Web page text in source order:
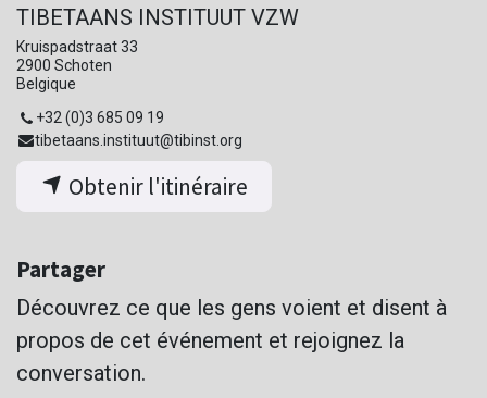
TIBETAANS INSTITUUT VZW
Kruispadstraat 33
2900 Schoten
Belgique
+32 (0)3 685 09 19
tibetaans.instituut@tibinst.org
Obtenir l'itinéraire
Partager
Découvrez ce que les gens voient et disent à
propos de cet événement et rejoignez la
conversation.